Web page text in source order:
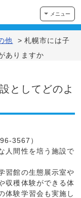
メニュー
他 > 札幌市には子
ありますか
としてどのよ
3567）
人間性を培う施設で
習館の生態展示室や
収穫体験ができる体
体験学習会も実施し